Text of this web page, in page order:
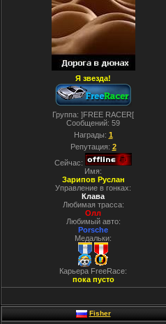
Я звезда!
Группа: ]FREE RACER[
Сообщений: 59
Награды: 1
Репутация: 2
Сейчас:
Имя:
Зарипов Руслан
Управление в гонках:
Клава
Любимая трасса:
Олл
Любимый авто:
Porsche
Медальки:
Карьера FreeRace:
пока пусто
Fisher